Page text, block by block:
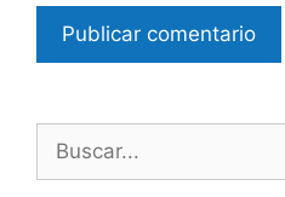
Buscar: